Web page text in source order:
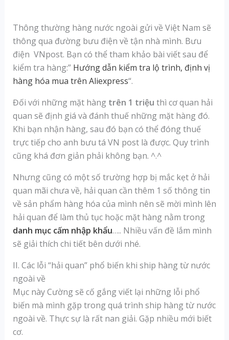
Thông thường hàng nước ngoài gửi về Việt Nam sẽ
thông qua đường bưu điện về tận nhà mình. Bưu
điện VNpost. Bạn có thể tham khảo bài viết sau để
kiểm tra hàng:” Hướng dẫn kiểm tra lộ trình, định vị
hàng hóa mua trên Aliexpress“.
Đối với những mặt hàng trên 1 triệu thì cơ quan hải
quan sẽ định giá và đánh thuế những mặt hàng đó.
Khi bạn nhận hàng, sau đó bạn có thể đóng thuế
trực tiếp cho anh bưu tá VN post là được. Quy trình
cũng khá đơn giản phải không bạn. ^.^
Nhưng cũng có một số trường hợp bị mắc kẹt ở hải
quan mãi chưa về, hải quan cần thêm 1 số thông tin
về sản phẩm hàng hóa của mình nên sẽ mời mình lên
hải quan để làm thủ tục hoặc mặt hàng nằm trong
danh mục cấm nhập khẩu….. Nhiều vấn đề lắm mình
sẽ giải thích chi tiết bên dưới nhé.
II. Các lỗi “hải quan” phổ biến khi ship hàng từ nước
ngoài về
Mục này Cường sẽ cố gắng viết lại những lỗi phổ
biến mà mình gặp trong quá trình ship hàng từ nước
ngoài về. Thực sự là rất nan giải. Gặp nhiều mới biết
cơ.